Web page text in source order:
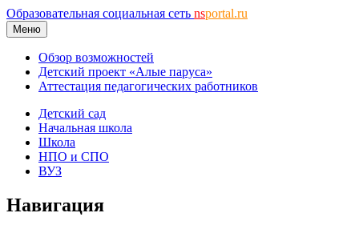
Образовательная социальная сеть nsportal.ru
Меню
Обзор возможностей
Детский проект «Алые паруса»
Аттестация педагогических работников
Детский сад
Начальная школа
Школа
НПО и СПО
ВУЗ
Навигация